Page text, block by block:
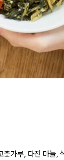
가루, 다진 마늘,